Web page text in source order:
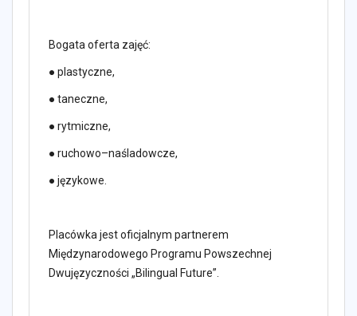
Bogata oferta zajęć:
● plastyczne,
● taneczne,
● rytmiczne,
● ruchowo–naśladowcze,
● językowe.
Placówka jest oficjalnym partnerem
Międzynarodowego Programu Powszechnej
Dwujęzyczności „Bilingual Future”.